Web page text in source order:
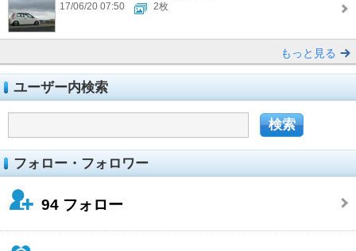
17/06/20 07:50
2枚
もっと見る
ユーザー内検索
フォロー・フォロワー
94 フォロー